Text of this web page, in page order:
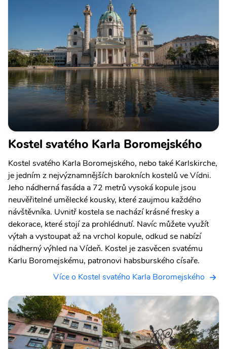
Kostel svatého Karla Boromejského
Kostel svatého Karla Boromejského, nebo také Karlskirche,
je jedním z nejvýznamnějších barokních kostelů ve Vídni.
Jeho nádherná fasáda a 72 metrů vysoká kopule jsou
neuvěřitelné umělecké kousky, které zaujmou každého
návštěvníka. Uvnitř kostela se nachází krásné fresky a
dekorace, které stojí za prohlédnutí. Navíc můžete využít
výtah a vystoupat až na vrchol kopule, odkud se nabízí
nádherný výhled na Vídeň. Kostel je zasvěcen svatému
Karlu Boromejskému, patronovi habsburského císaře.
Více o Kostel svatého Karla Boromejského